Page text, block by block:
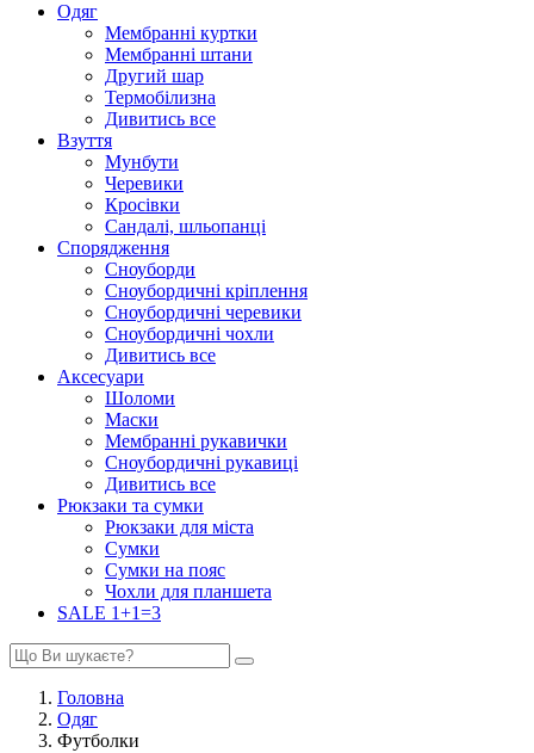
Одяг
Мембранні куртки
Мембранні штани
Другий шар
Термобілизна
Дивитись все
Взуття
Мунбути
Черевики
Кросівки
Сандалі, шльопанці
Спорядження
Сноуборди
Сноубордичні кріплення
Сноубордичні черевики
Сноубордичні чохли
Дивитись все
Аксесуари
Шоломи
Маски
Мембранні рукавички
Сноубордичні рукавиці
Дивитись все
Рюкзаки та сумки
Рюкзаки для міста
Сумки
Сумки на пояс
Чохли для планшета
SALE 1+1=3
Головна
Одяг
Футболки